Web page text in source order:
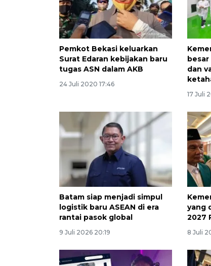
Pemkot Bekasi keluarkan
Surat Edaran kebijakan baru
tugas ASN dalam AKB
24 Juli 2020 17:46
dan
17 Juli
Batam siap menjadi simpul
logistik baru ASEAN di era
rantai pasok global
9 Juli 2026 20:19
yang
2027
8 Juli